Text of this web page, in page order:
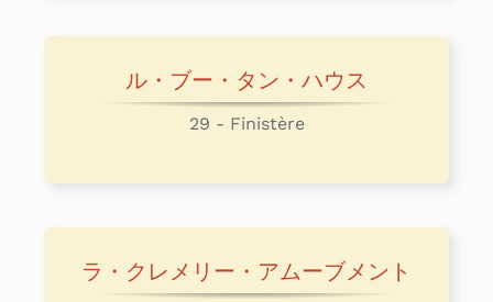
ル・ブー・タン・ハウス
29 - Finistère
ラ・クレメリー・アムーブメント